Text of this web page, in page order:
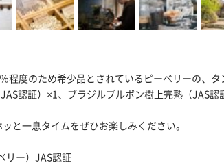
程度のため希少品とされているピーベリーの、タ
認証）×1、ブラジルブルボン樹上完熟（JAS認
と一息タイムをぜひお楽しみください。
リー）JAS認証